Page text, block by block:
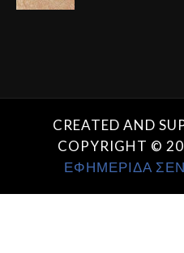
CREATED AND
COPYRIGHT ©
ΕΦΗΜΕΡΙΔΑ